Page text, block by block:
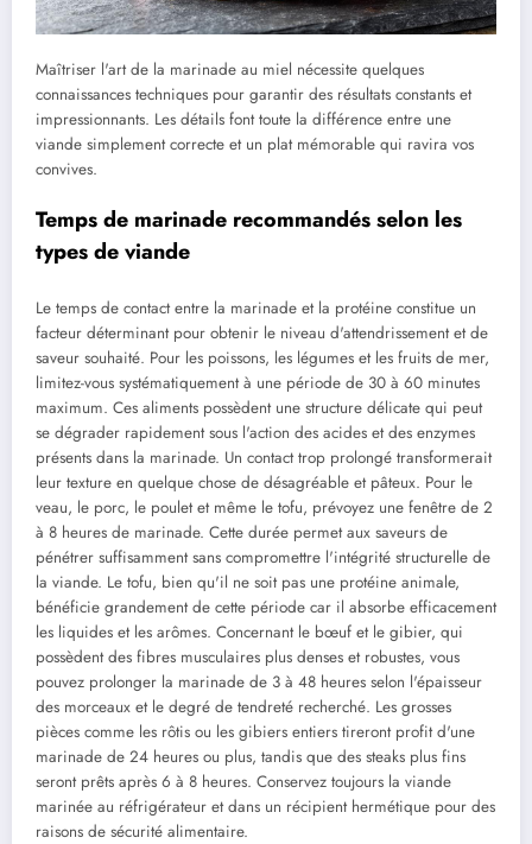
Maîtriser l'art de la marinade au miel nécessite quelques
connaissances techniques pour garantir des résultats constants et
impressionnants. Les détails font toute la différence entre une
viande simplement correcte et un plat mémorable qui ravira vos
convives.
Temps de marinade recommandés selon les
types de viande
Le temps de contact entre la marinade et la protéine constitue un
facteur déterminant pour obtenir le niveau d'attendrissement et de
saveur souhaité. Pour les poissons, les légumes et les fruits de mer,
limitez-vous systématiquement à une période de 30 à 60 minutes
maximum. Ces aliments possèdent une structure délicate qui peut
se dégrader rapidement sous l'action des acides et des enzymes
présents dans la marinade. Un contact trop prolongé transformerait
leur texture en quelque chose de désagréable et pâteux. Pour le
veau, le porc, le poulet et même le tofu, prévoyez une fenêtre de 2
à 8 heures de marinade. Cette durée permet aux saveurs de
pénétrer suffisamment sans compromettre l'intégrité structurelle de
la viande. Le tofu, bien qu'il ne soit pas une protéine animale,
bénéficie grandement de cette période car il absorbe efficacement
les liquides et les arômes. Concernant le bœuf et le gibier, qui
possèdent des fibres musculaires plus denses et robustes, vous
pouvez prolonger la marinade de 3 à 48 heures selon l'épaisseur
des morceaux et le degré de tendreté recherché. Les grosses
pièces comme les rôtis ou les gibiers entiers tireront profit d'une
marinade de 24 heures ou plus, tandis que des steaks plus fins
seront prêts après 6 à 8 heures. Conservez toujours la viande
marinée au réfrigérateur et dans un récipient hermétique pour des
raisons de sécurité alimentaire.